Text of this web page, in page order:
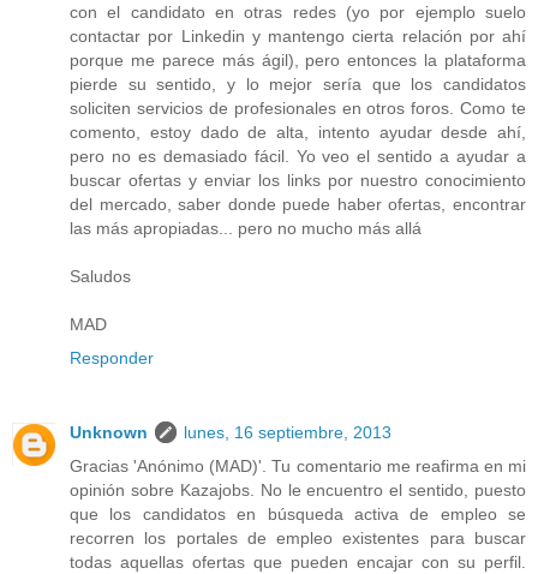
con el candidato en otras redes (yo por ejemplo suelo
contactar por Linkedin y mantengo cierta relación por ahí
porque me parece más ágil), pero entonces la plataforma
pierde su sentido, y lo mejor sería que los candidatos
soliciten servicios de profesionales en otros foros. Como te
comento, estoy dado de alta, intento ayudar desde ahí,
pero no es demasiado fácil. Yo veo el sentido a ayudar a
buscar ofertas y enviar los links por nuestro conocimiento
del mercado, saber donde puede haber ofertas, encontrar
las más apropiadas... pero no mucho más allá
Saludos
MAD
Responder
Unknown
lunes, 16 septiembre, 2013
Gracias 'Anónimo (MAD)'. Tu comentario me reafirma en mi
opinión sobre Kazajobs. No le encuentro el sentido, puesto
que los candidatos en búsqueda activa de empleo se
recorren los portales de empleo existentes para buscar
todas aquellas ofertas que pueden encajar con su perfil.